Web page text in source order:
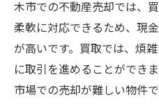
木市での不動産売却では、
柔軟に対応できるため、現
が高いです。買取では、煩
に取引を進めることができ
市場での売却が難しい物件